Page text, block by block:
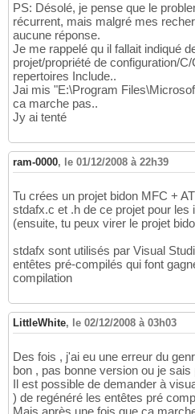
PS: Désolé, je pense que le
récurrent, mais malgré mes
aucune réponse.
Je me rappelé qu il fallait indiqué
projet/propriété de configuration/
repertoires Include..
Jai mis "E:\Program
ca marche pas..
Jy ai tenté
ram-0000, le 01/12/2008 à 22h39
Tu crées un projet bidon MFC +
stdafx.c et .h de ce projet pour les
(ensuite, tu peux virer le projet
stdafx sont utilisés par Visual
entêtes pré-compilés qui font
compilation
LittleWhite, le 02/12/2008 à 03h03
Des fois , j'ai eu une erreur du
bon , pas bonne version ou je sais
Il est possible de demander à
) de regénéré les entêtes pré